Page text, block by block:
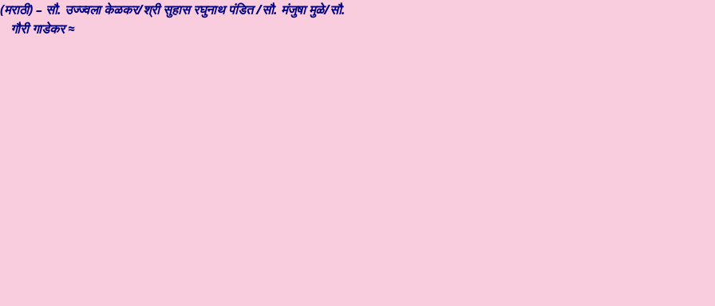
– सौ. उज्ज्वला केळकर/श्री सुहास रघुनाथ पंडित /सौ. मंजुषा मुळे/सौ.
गौरी गाडेकर≈